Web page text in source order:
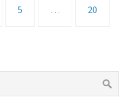
5 … 20